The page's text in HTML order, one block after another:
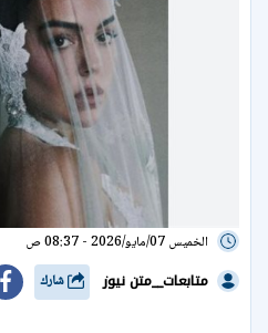
الخميس 07/مايو/2026 - 08:37 ص
متابعات__متن نيوز